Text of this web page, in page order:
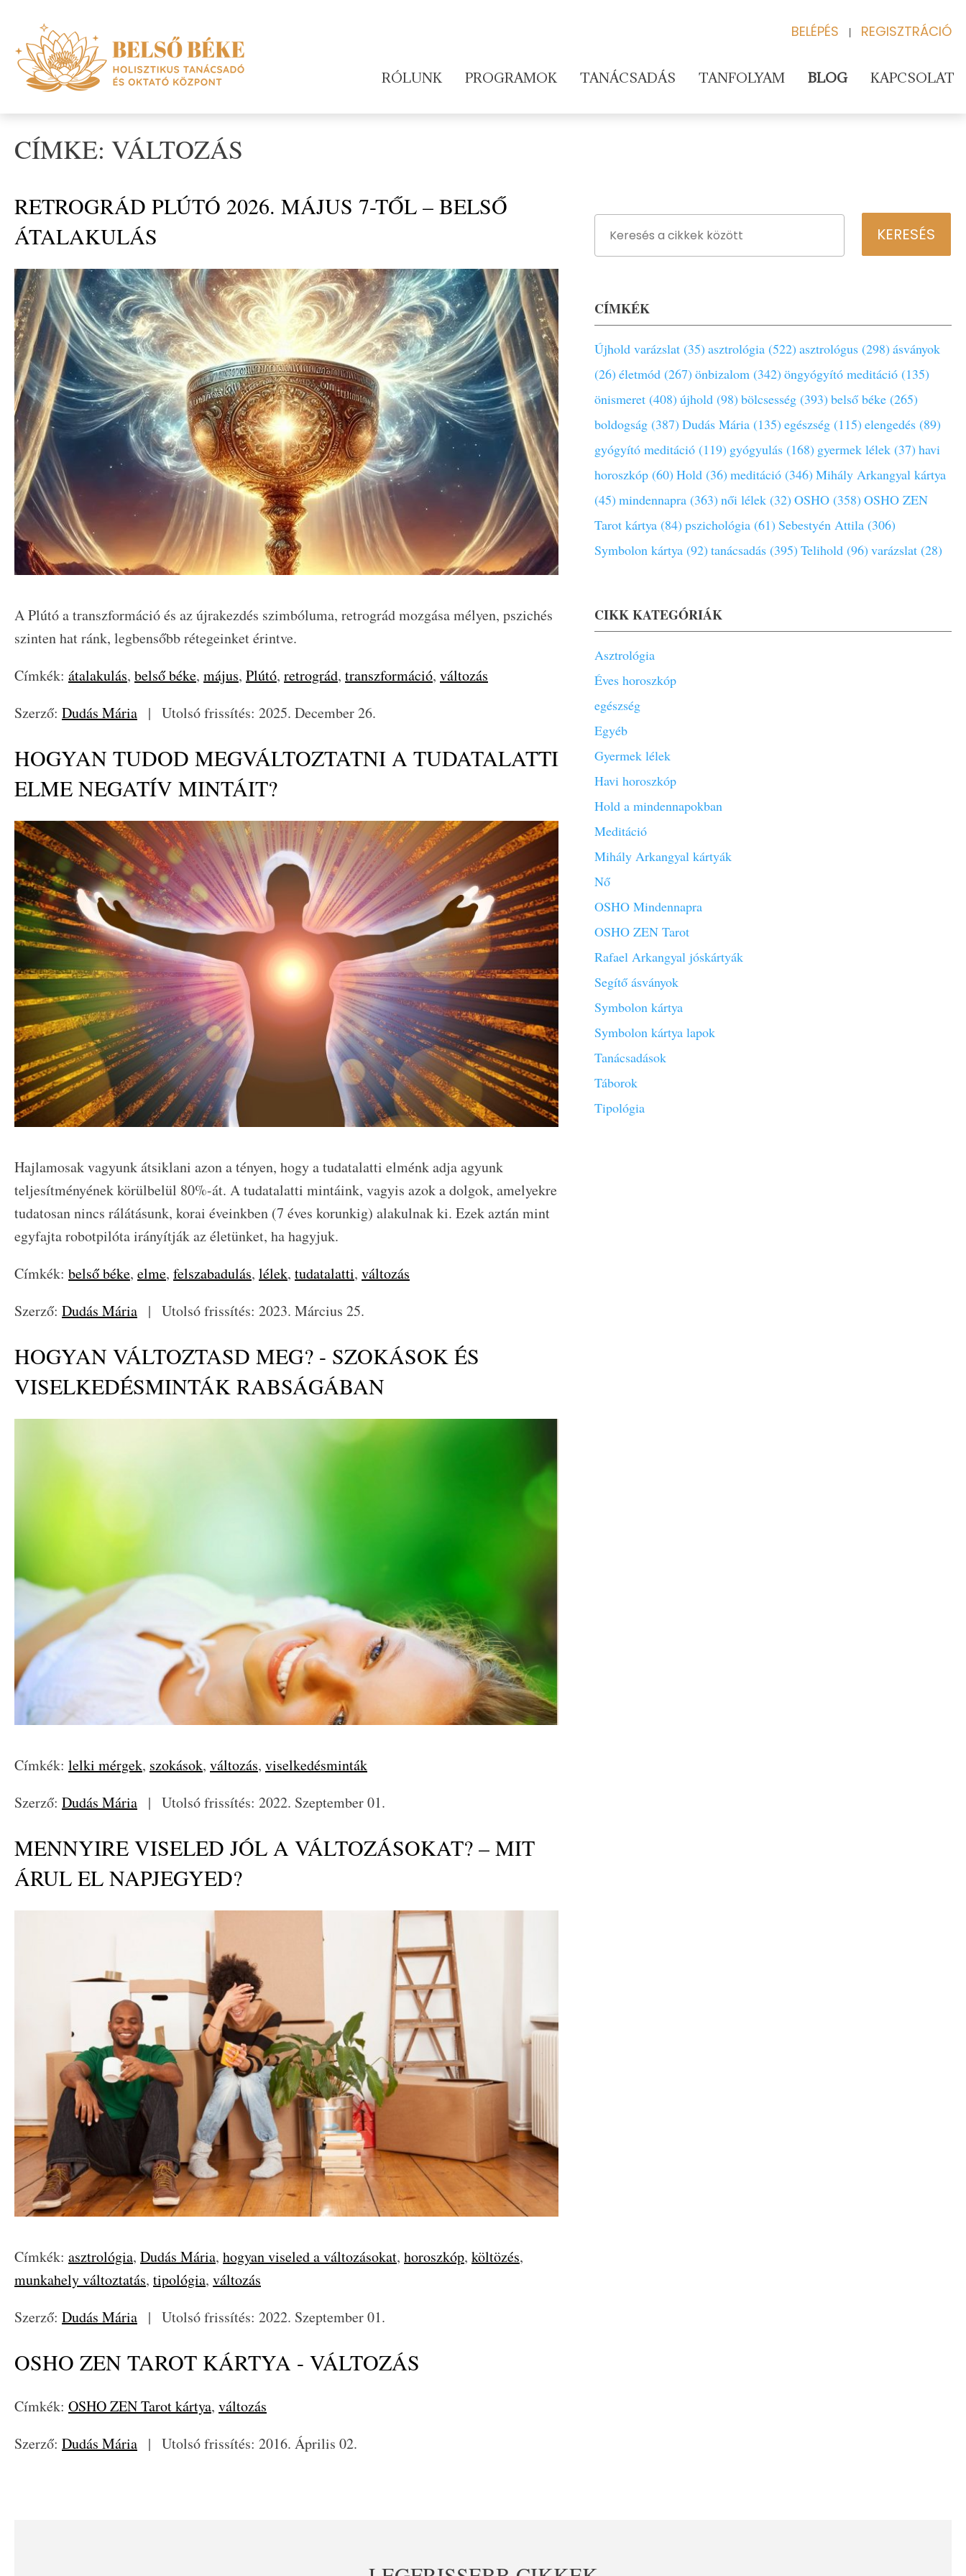
BELÉPÉS | REGISZTRÁCIÓ
RÓLUNK PROGRAMOK TANÁCSADÁS TANFOLYAM BLOG KAPCSOLAT
CÍMKE: VÁLTOZÁS
RETROGRÁD PLÚTÓ 2026. MÁJUS 7-TŐL – BELSŐ
ÁTALAKULÁS
A Plútó a transzformáció és az újrakezdés szimbóluma, retrográd mozgása mélyen, pszichés
szinten hat ránk, legbensőbb rétegeinket érintve.
Címkék: átalakulás, belső béke, május, Plútó, retrográd, transzformáció, változás
Szerző: Dudás Mária | Utolsó frissítés: 2025. December 26.
HOGYAN TUDOD MEGVÁLTOZTATNI A TUDATALATTI
ELME NEGATÍV MINTÁIT?
Hajlamosak vagyunk átsiklani azon a tényen, hogy a tudatalatti elménk adja agyunk
teljesítményének körülbelül 80%-át. A tudatalatti mintáink, vagyis azok a dolgok, amelyekre
tudatosan nincs rálátásunk, korai éveinkben (7 éves korunkig) alakulnak ki. Ezek aztán mint
egyfajta robotpilóta irányítják az életünket, ha hagyjuk.
Címkék: belső béke, elme, felszabadulás, lélek, tudatalatti, változás
Szerző: Dudás Mária | Utolsó frissítés: 2023. Március 25.
HOGYAN VÁLTOZTASD MEG? - SZOKÁSOK ÉS
VISELKEDÉSMINTÁK RABSÁGÁBAN
Címkék: lelki mérgek, szokások, változás, viselkedésminták
Szerző: Dudás Mária | Utolsó frissítés: 2022. Szeptember 01.
MENNYIRE VISELED JÓL A VÁLTOZÁSOKAT? – MIT
ÁRUL EL NAPJEGYED?
Címkék: asztrológia, Dudás Mária, hogyan viseled a változásokat, horoszkóp, költözés,
munkahely változtatás, tipológia, változás
Szerző: Dudás Mária | Utolsó frissítés: 2022. Szeptember 01.
OSHO ZEN TAROT KÁRTYA - VÁLTOZÁS
Címkék: OSHO ZEN Tarot kártya, változás
Szerző: Dudás Mária | Utolsó frissítés: 2016. Április 02.
CÍMKÉK
Újhold varázslat (35) asztrológia (522) asztrológus (298) ásványok
(26) életmód (267) önbizalom (342) öngyógyító meditáció (135)
önismeret (408) újhold (98) bölcsesség (393) belső béke (265)
boldogság (387) Dudás Mária (135) egészség (115) elengedés (89)
gyógyító meditáció (119) gyógyulás (168) gyermek lélek (37) havi
horoszkóp (60) Hold (36) meditáció (346) Mihály Arkangyal kártya
(45) mindennapra (363) női lélek (32) OSHO (358) OSHO ZEN
Tarot kártya (84) pszichológia (61) Sebestyén Attila (306)
Symbolon kártya (92) tanácsadás (395) Telihold (96) varázslat (28)
CIKK KATEGÓRIÁK
Asztrológia
Éves horoszkóp
egészség
Egyéb
Gyermek lélek
Havi horoszkóp
Hold a mindennapokban
Meditáció
Mihály Arkangyal kártyák
Nő
OSHO Mindennapra
OSHO ZEN Tarot
Rafael Arkangyal jóskártyák
Segítő ásványok
Symbolon kártya
Symbolon kártya lapok
Tanácsadások
Táborok
Tipológia